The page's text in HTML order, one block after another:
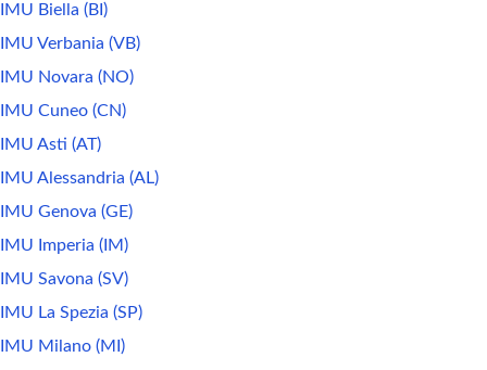
IMU Biella (BI)
IMU Verbania (VB)
IMU Novara (NO)
IMU Cuneo (CN)
IMU Asti (AT)
IMU Alessandria (AL)
IMU Genova (GE)
IMU Imperia (IM)
IMU Savona (SV)
IMU La Spezia (SP)
IMU Milano (MI)